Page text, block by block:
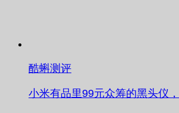
酷蝌测评
小米有品里99元众筹的黑头仪